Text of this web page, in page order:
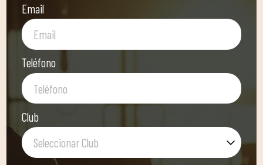
Email
Teléfono
Club
Seleccionar Club